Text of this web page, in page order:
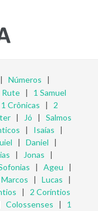
| Números |
Rute| 1 Samuel
1 Crônicas | 2
| Jó | Salmos
| Isaías |
| Daniel |
| Jonas |
| Ageu |
Marcos | Lucas |
| 2 Coríntios
Colossenses | 1